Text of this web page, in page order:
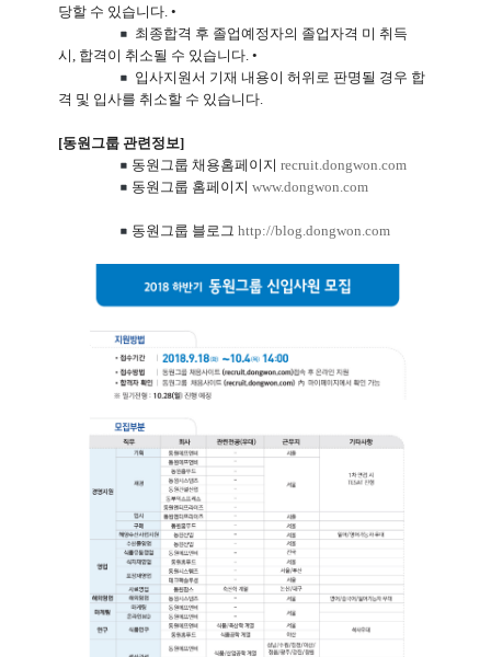
당할 수 있습니다. •
최종합격 후 졸업예정자의 졸업자격 미 취득
시, 합격이 취소될 수 있습니다. •
입사지원서 기재 내용이 허위로 판명될 경우 합
격 및 입사를 취소할 수 있습니다.
[동원그룹 관련정보]
동원그룹 채용홈페이지 recruit.dongwon.com
동원그룹 홈페이지 www.dongwon.com
동원그룹 블로그 http://blog.dongwon.com